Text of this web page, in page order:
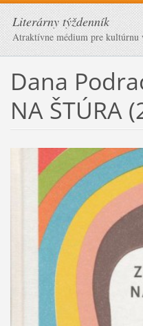
Literárny týždenník
Atraktívne médium pre kultúrnu
Dana
NA ŠTÚRA